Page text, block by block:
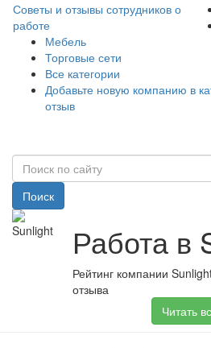
Советы и отзывы сотрудников о
работе
Мебель
Торговые сети
Все категории
Добавьте новую компанию в
отзыв
Поиск
Работа в
Рейтинг компании
отзыва
Читать